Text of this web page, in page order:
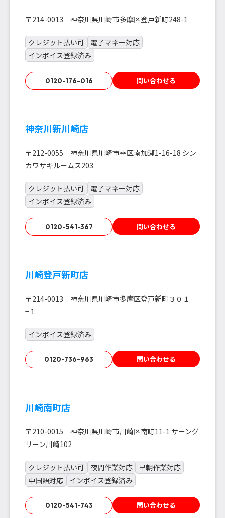
〒214-0013 神奈川県川崎市多摩区登戸新町248-1
クレジット払い可
電子マネー対応
インボイス登録済み
0120-176-016 問い合わせる
神奈川新川崎店
〒212-0055 神奈川県川崎市幸区南加瀬1-16-18 シン
カワサキルームス203
クレジット払い可
電子マネー対応
インボイス登録済み
0120-541-367 問い合わせる
川崎登戸新町店
〒214-0013 神奈川県川崎市多摩区登戸新町３０１
−１
インボイス登録済み
0120-736-963 問い合わせる
川崎南町店
〒210-0015 神奈川県川崎市川崎区南町11-1 サーング
リーン川崎102
クレジット払い可 夜間作業対応 早朝作業対応
中国語対応
インボイス登録済み
0120-541-743 問い合わせる